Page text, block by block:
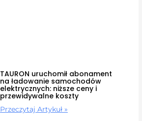
TAURON uruchomił abonament
na ładowanie samochodów
elektrycznych: niższe ceny i
przewidywalne koszty
Przeczytaj Artykuł »